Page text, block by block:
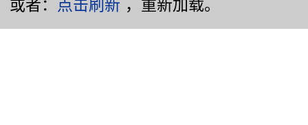
或者： 点击刷新 ，重新加载。